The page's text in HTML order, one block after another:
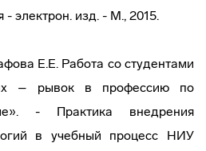
электрон. изд. - М., 2015.
Е.Е. Работа со студентами
– рывок в профессию по
- Практика внедрения
в учебный процесс НИУ